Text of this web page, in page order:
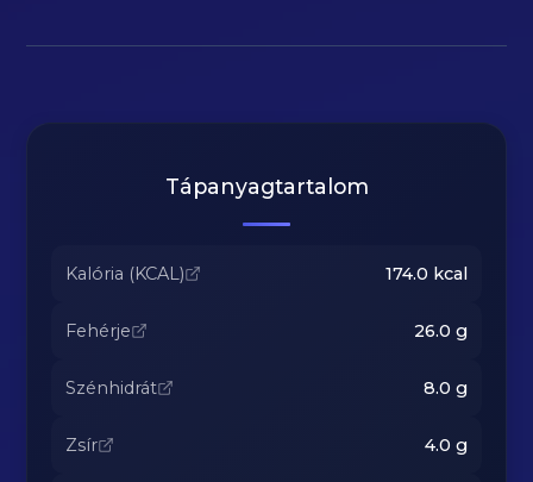
Tápanyagtartalom
Kalória (KCAL) 174.0 kcal
Fehérje 26.0 g
Szénhidrát 8.0 g
Zsír 4.0 g